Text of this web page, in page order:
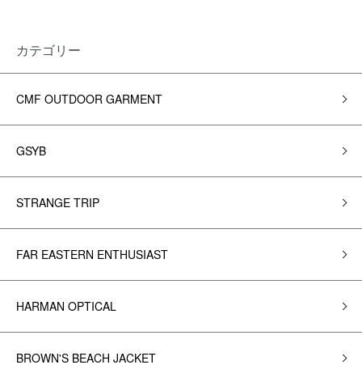
カテゴリー
CMF OUTDOOR GARMENT
GSYB
STRANGE TRIP
FAR EASTERN ENTHUSIAST
HARMAN OPTICAL
BROWN'S BEACH JACKET